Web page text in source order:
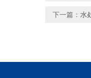
下一篇： 水